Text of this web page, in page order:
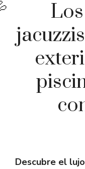
Descubre el